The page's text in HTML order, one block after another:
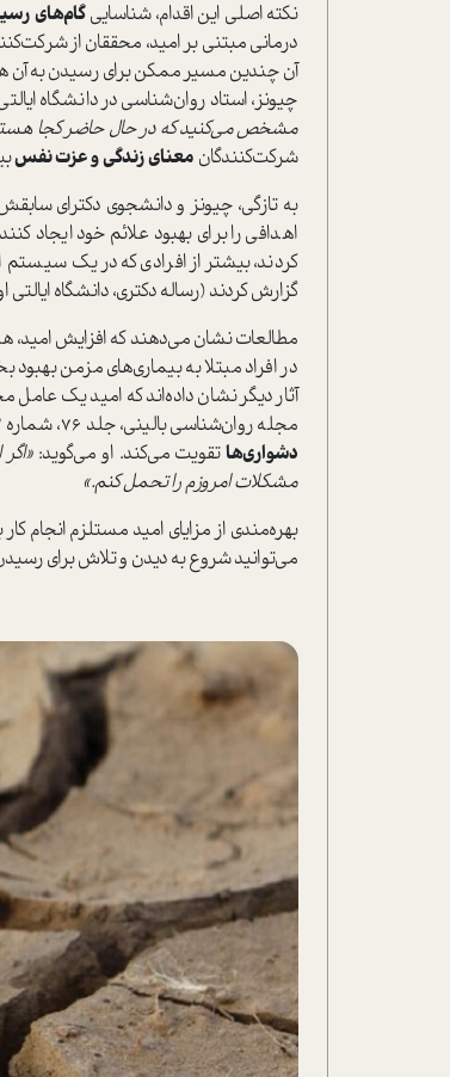
نکته اصلی این اقدام، شناساییگام‌های
درمانی مبتنی بر امید، محققان از
چیونز، استاد روان‌شناسی در دانشگاه
مشخص می‌کنید که در حال حاضر کجا
شرکت‌کنندگان معنای زندگی و عزت نفس
به تازگی، چیونز و دانشجوی دکترای
کردند، بیشتر از افرادی که در یک
گزارش کردند (رساله دکتری، دانشگاه ایالتی
مطالعات نشان می‌دهند که افزایش امید،
آثار دیگر نشان داده‌اند که امید یک عامل
مجله روان‌شناسی بالینی، جلد 76، شماره 3، 2020). هلمن امید را به عنوان یک طرز فکر می‌بیند که
دشواری‌هاتقویت می‌کند. او می‌گوید:
مشکلات امروزم را تحمل کنم.»
بهره‌مندی از مزایای امید مستلزم انجام
می‌توانید شروع به دیدن و تلاش برای